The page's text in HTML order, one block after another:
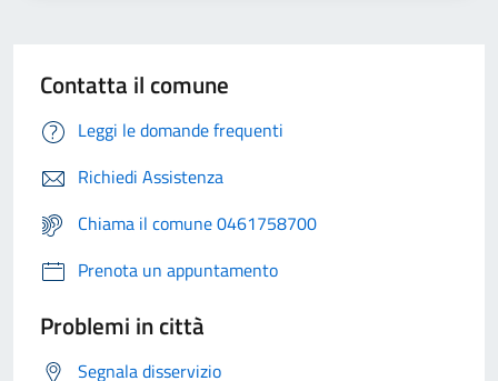
Contatta il comune
Leggi le domande frequenti
Richiedi Assistenza
Chiama il comune 0461758700
Prenota un appuntamento
Problemi in città
Segnala disservizio